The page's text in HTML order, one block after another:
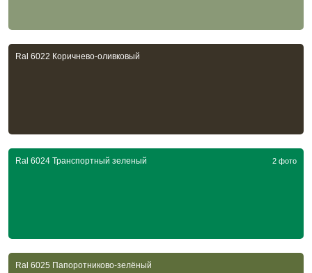
Ral 6022 Коричнево-оливковый
Ral 6024 Транспортный зеленый 2 фото
Ral 6025 Папоротниково-зелёный